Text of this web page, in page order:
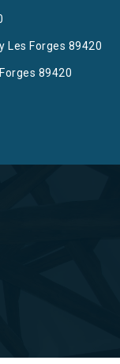
Les Forges 89420
89420